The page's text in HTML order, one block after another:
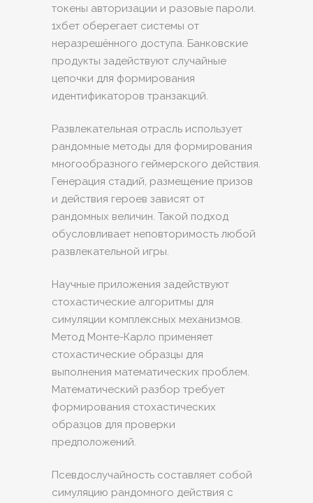
токены авторизации и разовые пароли.
1хбет оберегает системы от
неразрешённого доступа. Банковские
продукты задействуют случайные
цепочки для формирования
идентификаторов транзакций.
Развлекательная отрасль использует
рандомные методы для формирования
многообразного геймерского действия.
Генерация стадий, размещение призов
и действия героев зависят от
рандомных величин. Такой подход
обусловливает неповторимость любой
развлекательной игры.
Научные приложения задействуют
стохастические алгоритмы для
симуляции комплексных механизмов.
Метод Монте-Карло применяет
стохастические образцы для
выполнения математических проблем.
Математический разбор требует
формирования стохастических
образцов для проверки
предположений.
Псевдослучайность составляет собой
симуляцию рандомного действия с